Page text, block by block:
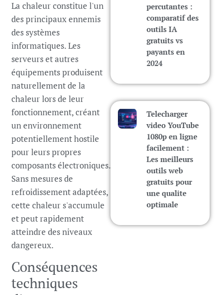
La chaleur constitue l'un
des principaux ennemis
des systèmes
informatiques. Les
serveurs et autres
équipements produisent
naturellement de la
chaleur lors de leur
fonctionnement, créant
un environnement
potentiellement hostile
pour leurs propres
composants électroniques.
Sans mesures de
refroidissement adaptées,
cette chaleur s'accumule
et peut rapidement
atteindre des niveaux
dangereux.
Conséquences
techniques
percutantes :
comparatif des
outils IA
gratuits vs
payants en
2024
Telecharger
video YouTube
1080p en ligne
facilement :
Les meilleurs
outils web
gratuits pour
une qualite
optimale